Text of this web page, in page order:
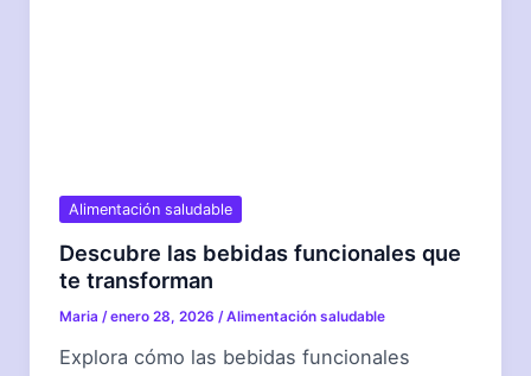
Alimentación saludable
Descubre las bebidas funcionales que
te transforman
Maria /enero 28, 2026 /Alimentación saludable
Explora cómo las bebidas funcionales